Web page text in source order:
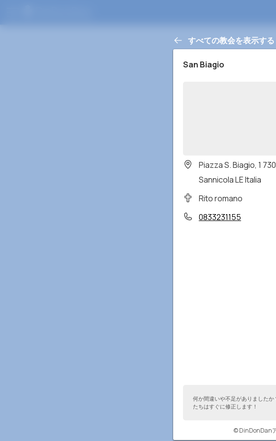
すべての教会を表示する
San Biagio
Piazza S. Biagio, 1
Sannicola LE Italia
Rito romano
0833231155
何か間違いや不足がありました
たちはすぐに修正します！
© DinDonDan